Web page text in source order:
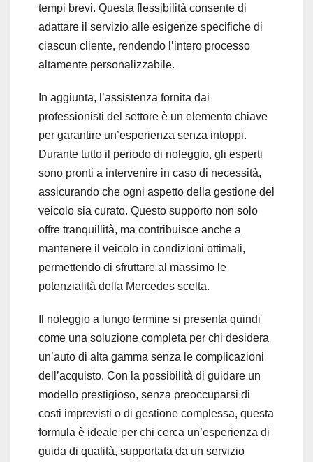
tempi brevi. Questa flessibilità consente di
adattare il servizio alle esigenze specifiche di
ciascun cliente, rendendo l’intero processo
altamente personalizzabile.
In aggiunta, l’assistenza fornita dai
professionisti del settore è un elemento chiave
per garantire un’esperienza senza intoppi.
Durante tutto il periodo di noleggio, gli esperti
sono pronti a intervenire in caso di necessità,
assicurando che ogni aspetto della gestione del
veicolo sia curato. Questo supporto non solo
offre tranquillità, ma contribuisce anche a
mantenere il veicolo in condizioni ottimali,
permettendo di sfruttare al massimo le
potenzialità della Mercedes scelta.
Il noleggio a lungo termine si presenta quindi
come una soluzione completa per chi desidera
un’auto di alta gamma senza le complicazioni
dell’acquisto. Con la possibilità di guidare un
modello prestigioso, senza preoccuparsi di
costi imprevisti o di gestione complessa, questa
formula è ideale per chi cerca un’esperienza di
guida di qualità, supportata da un servizio